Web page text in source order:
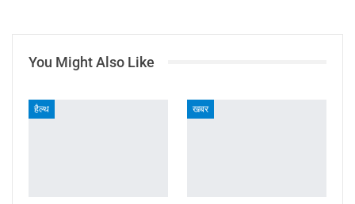
You Might Also Like
हैल्थ खबर